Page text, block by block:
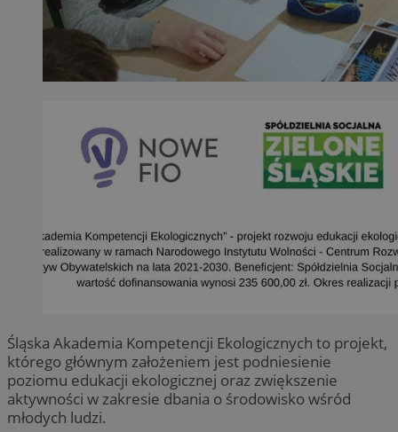
Śląska Akademia Kompetencji Ekologicznych to projekt,
którego głównym założeniem jest podniesienie
poziomu edukacji ekologicznej oraz zwiększenie
aktywności w zakresie dbania o środowisko wśród
młodych ludzi.